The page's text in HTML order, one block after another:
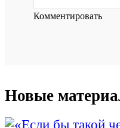
Комментировать
Новые